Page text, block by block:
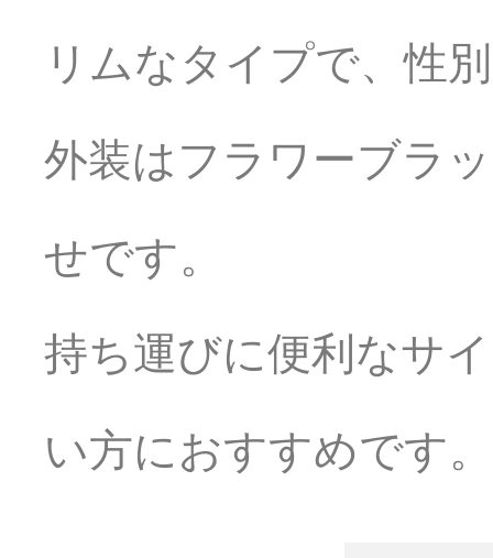
リムなタイプで、性
外装はフラワーブラ
せです。
持ち運びに便利なサ
い方におすすめです。